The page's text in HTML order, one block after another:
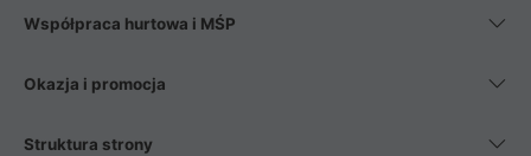
Współpraca hurtowa i MŚP
Okazja i promocja
Struktura strony